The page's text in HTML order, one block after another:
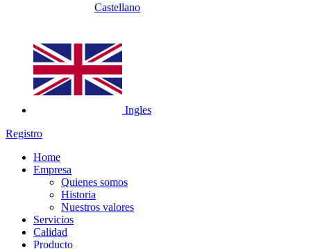
Castellano
Ingles
Registro
Home
Empresa
Quienes somos
Historia
Nuestros valores
Servicios
Calidad
Producto